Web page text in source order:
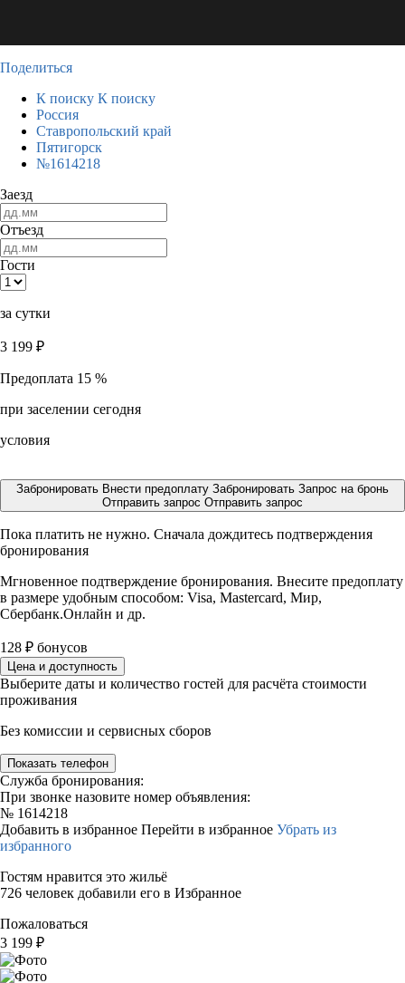
Поделиться
К поиску К поиску
Россия
Ставропольский край
Пятигорск
№1614218
Заезд
Отъезд
Гости
за сутки
3 199 ₽
Предоплата 15 %
при заселении сегодня
условия
Забронировать Внести предоплату Забронировать Запрос на бронь
Отправить запрос Отправить запрос
Пока платить не нужно. Сначала дождитесь подтверждения
бронирования
Мгновенное подтверждение бронирования. Внесите предоплату
в размере удобным способом: Visa, Mastercard, Мир,
Сбербанк.Онлайн и др.
128 ₽ бонусов
Цена и доступность
Выберите даты и количество гостей для расчёта стоимости
проживания
Без комиссии и сервисных сборов
Показать телефон
Служба бронирования:
При звонке назовите номер объявления:
№ 1614218
Добавить в избранное Перейти в избранное Убрать из
избранного
Гостям нравится это жильё
726 человек добавили его в Избранное
Пожаловаться
3 199 ₽